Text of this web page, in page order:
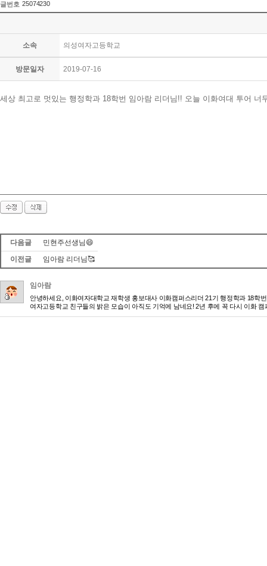
글번호 25074230
소속 의성여자고등학교
방문일자 2019-07-16
세상 최고로 멋있는 행정학과 18학번 임아람 리더님!! 오늘 이화여대 투어
다음글
민현주선생님😄
이전글
임아람 리더님🥰
임아람
안녕하세요, 이화여자대학교 재학생 홍보대사 이화캠퍼스리더 21기 행정학과 18
여자고등학교 친구들의 밝은 모습이 아직도 기억에 남네요! 2년 후에 꼭 다시 이화